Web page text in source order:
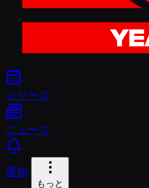
シリーズ
ニュース
通知
もっと